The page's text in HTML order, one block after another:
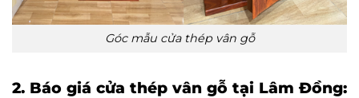
Góc mẫu cửa thép vân gỗ
2. Báo giá cửa thép vân gỗ tại Lâm Đồng: